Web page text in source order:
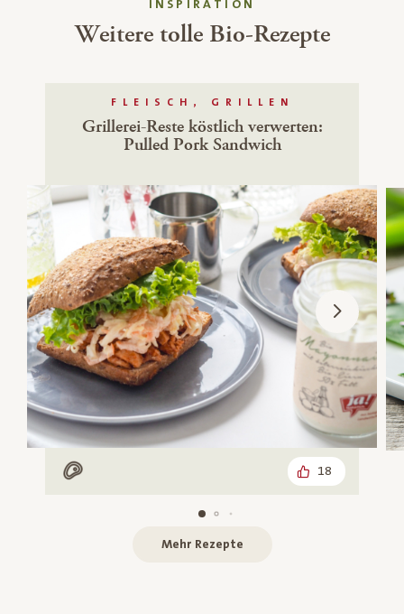
INSPIRATION
Weitere tolle Bio-Rezepte
FLEISCH, GRILLEN
Grillerei-Reste köstlich verwerten:
Pulled Pork Sandwich
Mit Fleisch 18
Mehr Rezepte